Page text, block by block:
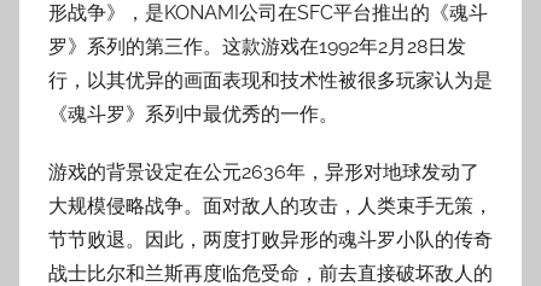
形战争》，是KONAMI公司在SFC平台推出的《魂斗
罗》系列的第三作。这款游戏在1992年2月28日发
行，以其优异的画面表现和技术性被很多玩家认为是
《魂斗罗》系列中最优秀的一作。
游戏的背景设定在公元2636年，异形对地球发动了
大规模侵略战争。面对敌人的攻击，人类束手无策，
节节败退。因此，两度打败异形的魂斗罗小队的传奇
战士比尔和兰斯再度临危受命，前去直接破坏敌人的